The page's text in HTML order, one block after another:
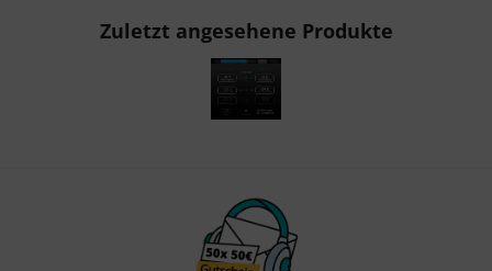
Zuletzt angesehene Produkte